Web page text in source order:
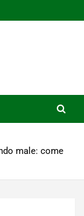
male: come